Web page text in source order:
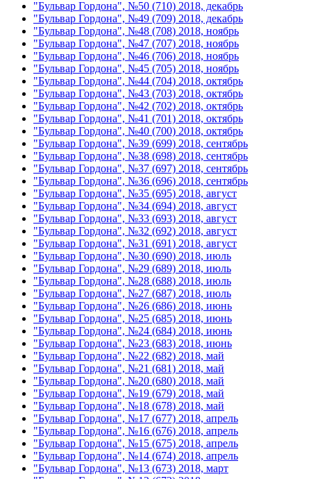
"Бульвар Гордона", №50 (710) 2018, декабрь
"Бульвар Гордона", №49 (709) 2018, декабрь
"Бульвар Гордона", №48 (708) 2018, ноябрь
"Бульвар Гордона", №47 (707) 2018, ноябрь
"Бульвар Гордона", №46 (706) 2018, ноябрь
"Бульвар Гордона", №45 (705) 2018, ноябрь
"Бульвар Гордона", №44 (704) 2018, октябрь
"Бульвар Гордона", №43 (703) 2018, октябрь
"Бульвар Гордона", №42 (702) 2018, октябрь
"Бульвар Гордона", №41 (701) 2018, октябрь
"Бульвар Гордона", №40 (700) 2018, октябрь
"Бульвар Гордона", №39 (699) 2018, сентябрь
"Бульвар Гордона", №38 (698) 2018, сентябрь
"Бульвар Гордона", №37 (697) 2018, сентябрь
"Бульвар Гордона", №36 (696) 2018, сентябрь
"Бульвар Гордона", №35 (695) 2018, август
"Бульвар Гордона", №34 (694) 2018, август
"Бульвар Гордона", №33 (693) 2018, август
"Бульвар Гордона", №32 (692) 2018, август
"Бульвар Гордона", №31 (691) 2018, август
"Бульвар Гордона", №30 (690) 2018, июль
"Бульвар Гордона", №29 (689) 2018, июль
"Бульвар Гордона", №28 (688) 2018, июль
"Бульвар Гордона", №27 (687) 2018, июль
"Бульвар Гордона", №26 (686) 2018, июнь
"Бульвар Гордона", №25 (685) 2018, июнь
"Бульвар Гордона", №24 (684) 2018, июнь
"Бульвар Гордона", №23 (683) 2018, июнь
"Бульвар Гордона", №22 (682) 2018, май
"Бульвар Гордона", №21 (681) 2018, май
"Бульвар Гордона", №20 (680) 2018, май
"Бульвар Гордона", №19 (679) 2018, май
"Бульвар Гордона", №18 (678) 2018, май
"Бульвар Гордона", №17 (677) 2018, апрель
"Бульвар Гордона", №16 (676) 2018, апрель
"Бульвар Гордона", №15 (675) 2018, апрель
"Бульвар Гордона", №14 (674) 2018, апрель
"Бульвар Гордона", №13 (673) 2018, март